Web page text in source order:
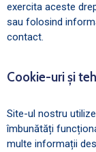
exercita aceste
sau folosind
contact.
Cookie-uri și
Site-ul nostru
îmbunătăți
multe informații